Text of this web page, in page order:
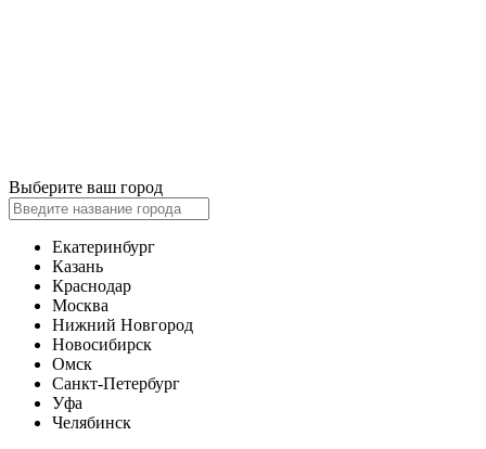
Выберите ваш город
Екатеринбург
Казань
Краснодар
Москва
Нижний Новгород
Новосибирск
Омск
Санкт-Петербург
Уфа
Челябинск